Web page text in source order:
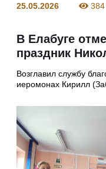
25.05.2026 384
В Елабуге
праздник
Возглавил службу
иеромонах Кирилл